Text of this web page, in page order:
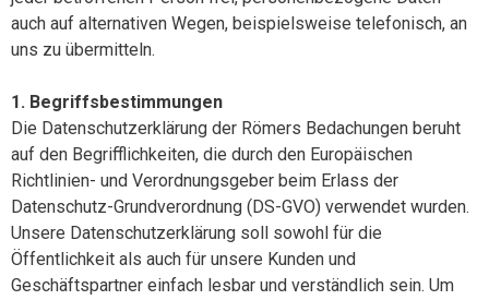
auch auf alternativen Wegen, beispielsweise telefonisch, an
uns zu übermitteln.
1. Begriffsbestimmungen
Die Datenschutzerklärung der Römers Bedachungen beruht
auf den Begrifflichkeiten, die durch den Europäischen
Richtlinien- und Verordnungsgeber beim Erlass der
Datenschutz-Grundverordnung (DS-GVO) verwendet wurden.
Unsere Datenschutzerklärung soll sowohl für die
Öffentlichkeit als auch für unsere Kunden und
Geschäftspartner einfach lesbar und verständlich sein. Um